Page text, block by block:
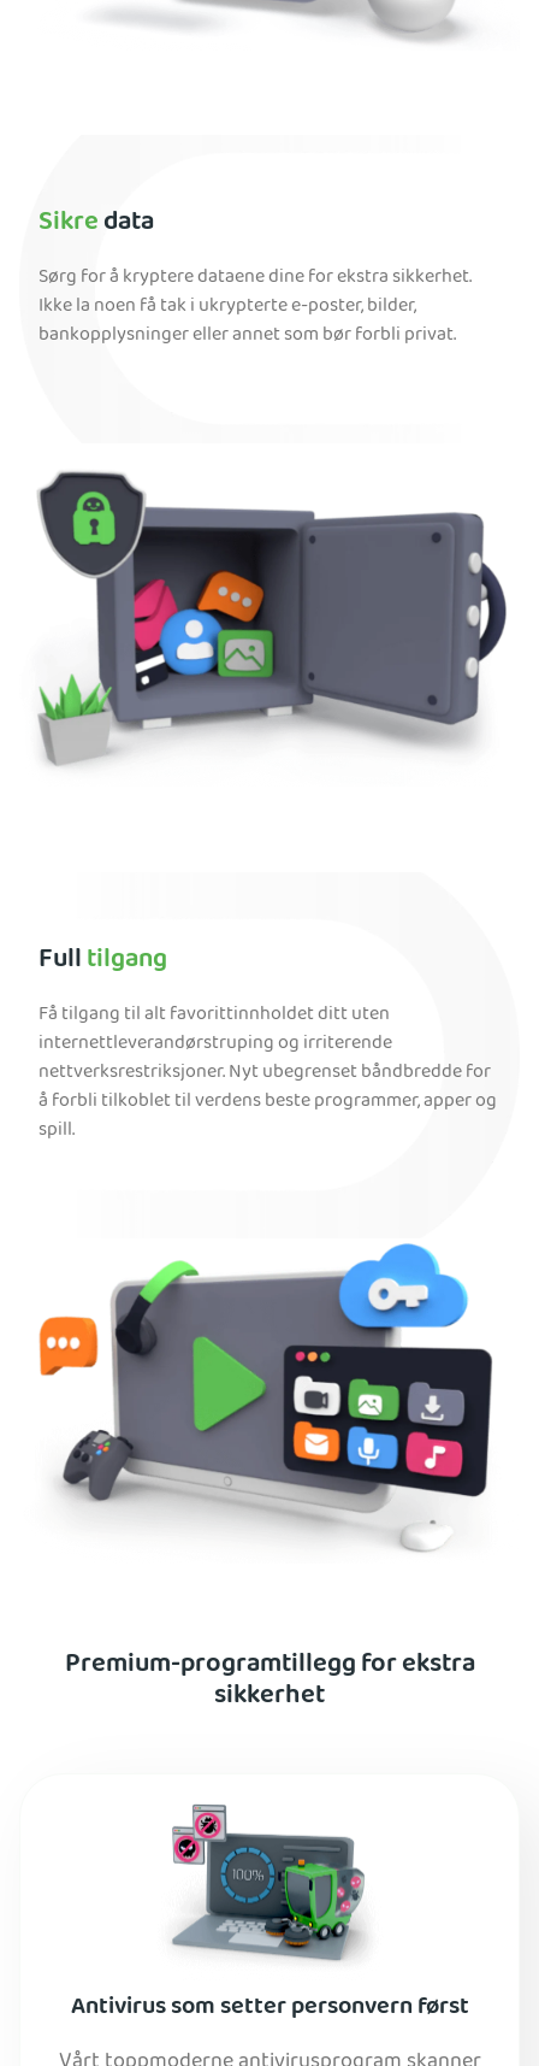
Sikredata
Sørg for å kryptere dataene dine for ekstra sikkerhet.
Ikke la noen få tak i ukrypterte e-poster, bilder,
bankopplysninger eller annet som bør forbli privat.
Fulltilgang
Få tilgang til alt favorittinnholdet ditt uten
internettleverandørstruping og irriterende
nettverksrestriksjoner. Nyt ubegrenset båndbredde for
å forbli tilkoblet til verdens beste programmer, apper og
spill.
Premium-programtillegg for ekstra
sikkerhet
Antivirus som setter personvern først